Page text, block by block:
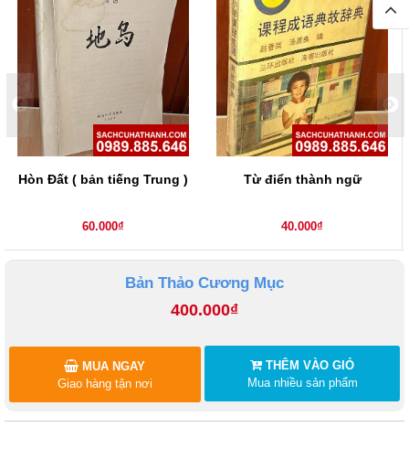
Hòn Đất ( bản tiếng Trung )
60.000₫
Từ điển thành ngữ
40.000₫
Bản Thảo Cương Mục
400.000₫
THÊM VÀO GIỎ
Mua nhiều sản phẩm
MUA NGAY
Giao hàng tận nơi